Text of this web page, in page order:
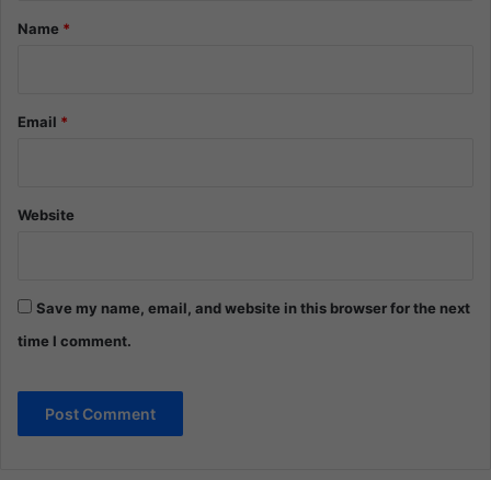
*Name *
Email *
Website
Save my name, email, and website in this browser for the next
time I comment.